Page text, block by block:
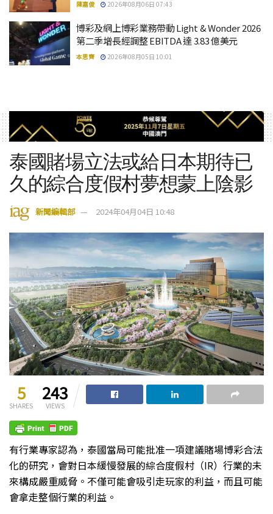
陳嘉俊 2026年08月06日 07:43
博彩及網上博彩業務帶動 Light & Wonder 2026
第二季增長經調整 EBITDA 達 3.83 億美元
本思齊 2026年08月05日 10:01
泰國賭場立法或給日本期待已
久的綜合度假村夢想蒙上陰影
新聞編輯部 2024年04月04日 10:48
5
SHARES
243
VIEWS
有行業專家認為，泰國當局可能批准一項建議賭場博彩合法
化的研究，會對日本緩慢發展的綜合度假村（IR）行業的未
來構成嚴重威脅。不僅可能會吸引走玩家的利益，而且可能
會拿走整個行業的利益。